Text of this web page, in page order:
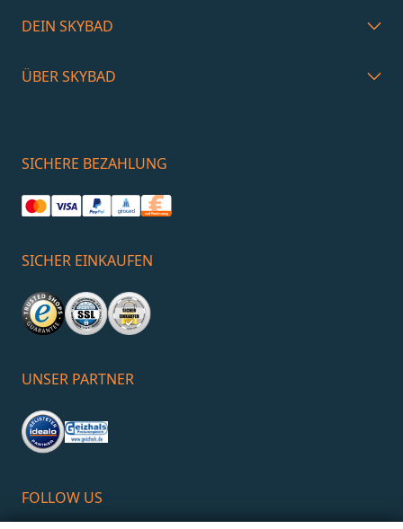
DEIN SKYBAD
ÜBER SKYBAD
SICHERE BEZAHLUNG
SICHER EINKAUFEN
UNSER PARTNER
FOLLOW US